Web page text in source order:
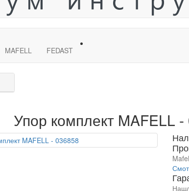
MAFELL FEDAST
Упор комплект MAFELL